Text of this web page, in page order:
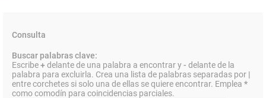
Consulta
Buscar palabras clave:
Escribe+delante de una palabra a encontrar y- delante de la
palabra para excluirla. Crea una lista de palabras separadas por |
entre corchetes si solo una de ellas se quiere encontrar. Emplea *
como comodín para coincidencias parciales.